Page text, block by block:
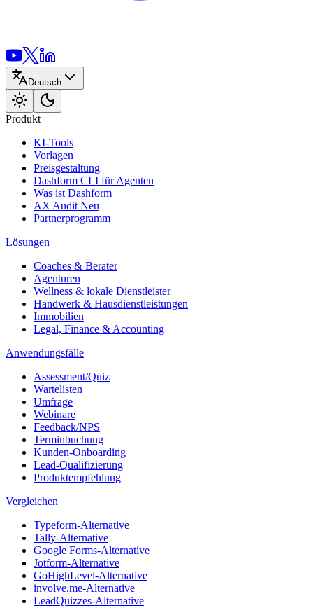
Deutsch
Produkt
KI-Tools
Vorlagen
Preisgestaltung
Dashform CLI für Agenten
Was ist Dashform
AX Audit Neu
Partnerprogramm
Lösungen
Coaches & Berater
Agenturen
Wellness & lokale Dienstleister
Handwerk & Hausdienstleistungen
Immobilien
Legal, Finance & Accounting
Anwendungsfälle
Assessment/Quiz
Wartelisten
Umfrage
Webinare
Feedback/NPS
Terminbuchung
Kunden-Onboarding
Lead-Qualifizierung
Produktempfehlung
Vergleichen
Typeform-Alternative
Tally-Alternative
Google Forms-Alternative
Jotform-Alternative
GoHighLevel-Alternative
involve.me-Alternative
LeadQuizzes-Alternative